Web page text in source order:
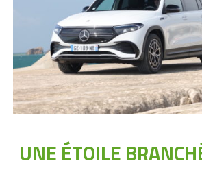
UNE ÉTOILE